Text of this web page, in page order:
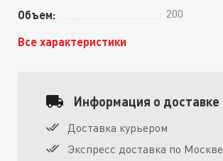
Объем: 200
Все характеристики
Информация о доставке
Доставка курьером
Экспресс доставка по Москве